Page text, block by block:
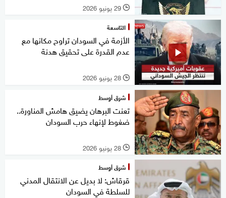
l 29 يونيو 2026
التاسعة
الأزمة في السودان تراوح مكانها مع
عدم القدرة على تحقيق هدنة
l 28 يونيو 2026
شرق أوسط
تعنت البرهان يضيق هامش المناورة..
ضغوط لإنهاء حرب السودان
l 28 يونيو 2026
شرق أوسط
قرقاش: لا بديل عن الانتقال المدني
للسلطة في السودان